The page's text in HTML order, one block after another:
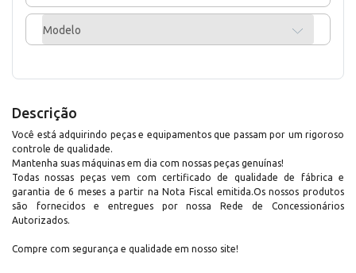
Modelo
Descrição
Você está adquirindo peças e equipamentos que passam por um rigoroso
controle de qualidade.
Mantenha suas máquinas em dia com nossas peças genuínas!
Todas nossas peças vem com certificado de qualidade de fábrica e
garantia de 6 meses a partir na Nota Fiscal emitida.Os nossos produtos
são fornecidos e entregues por nossa Rede de Concessionários
Autorizados.
Compre com segurança e qualidade em nosso site!